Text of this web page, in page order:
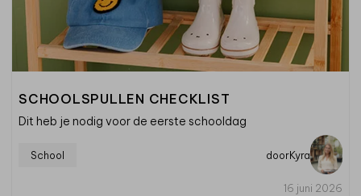
SCHOOLSPULLEN CHECKLIST
Dit heb je nodig voor de eerste schooldag
School doorKyra
16 juni 2026